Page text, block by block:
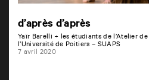
d’après d’après
Yaïr Barelli + les étudiants de l’Atelier
l’Université de Poitiers – SUAPS
7 avril 2020